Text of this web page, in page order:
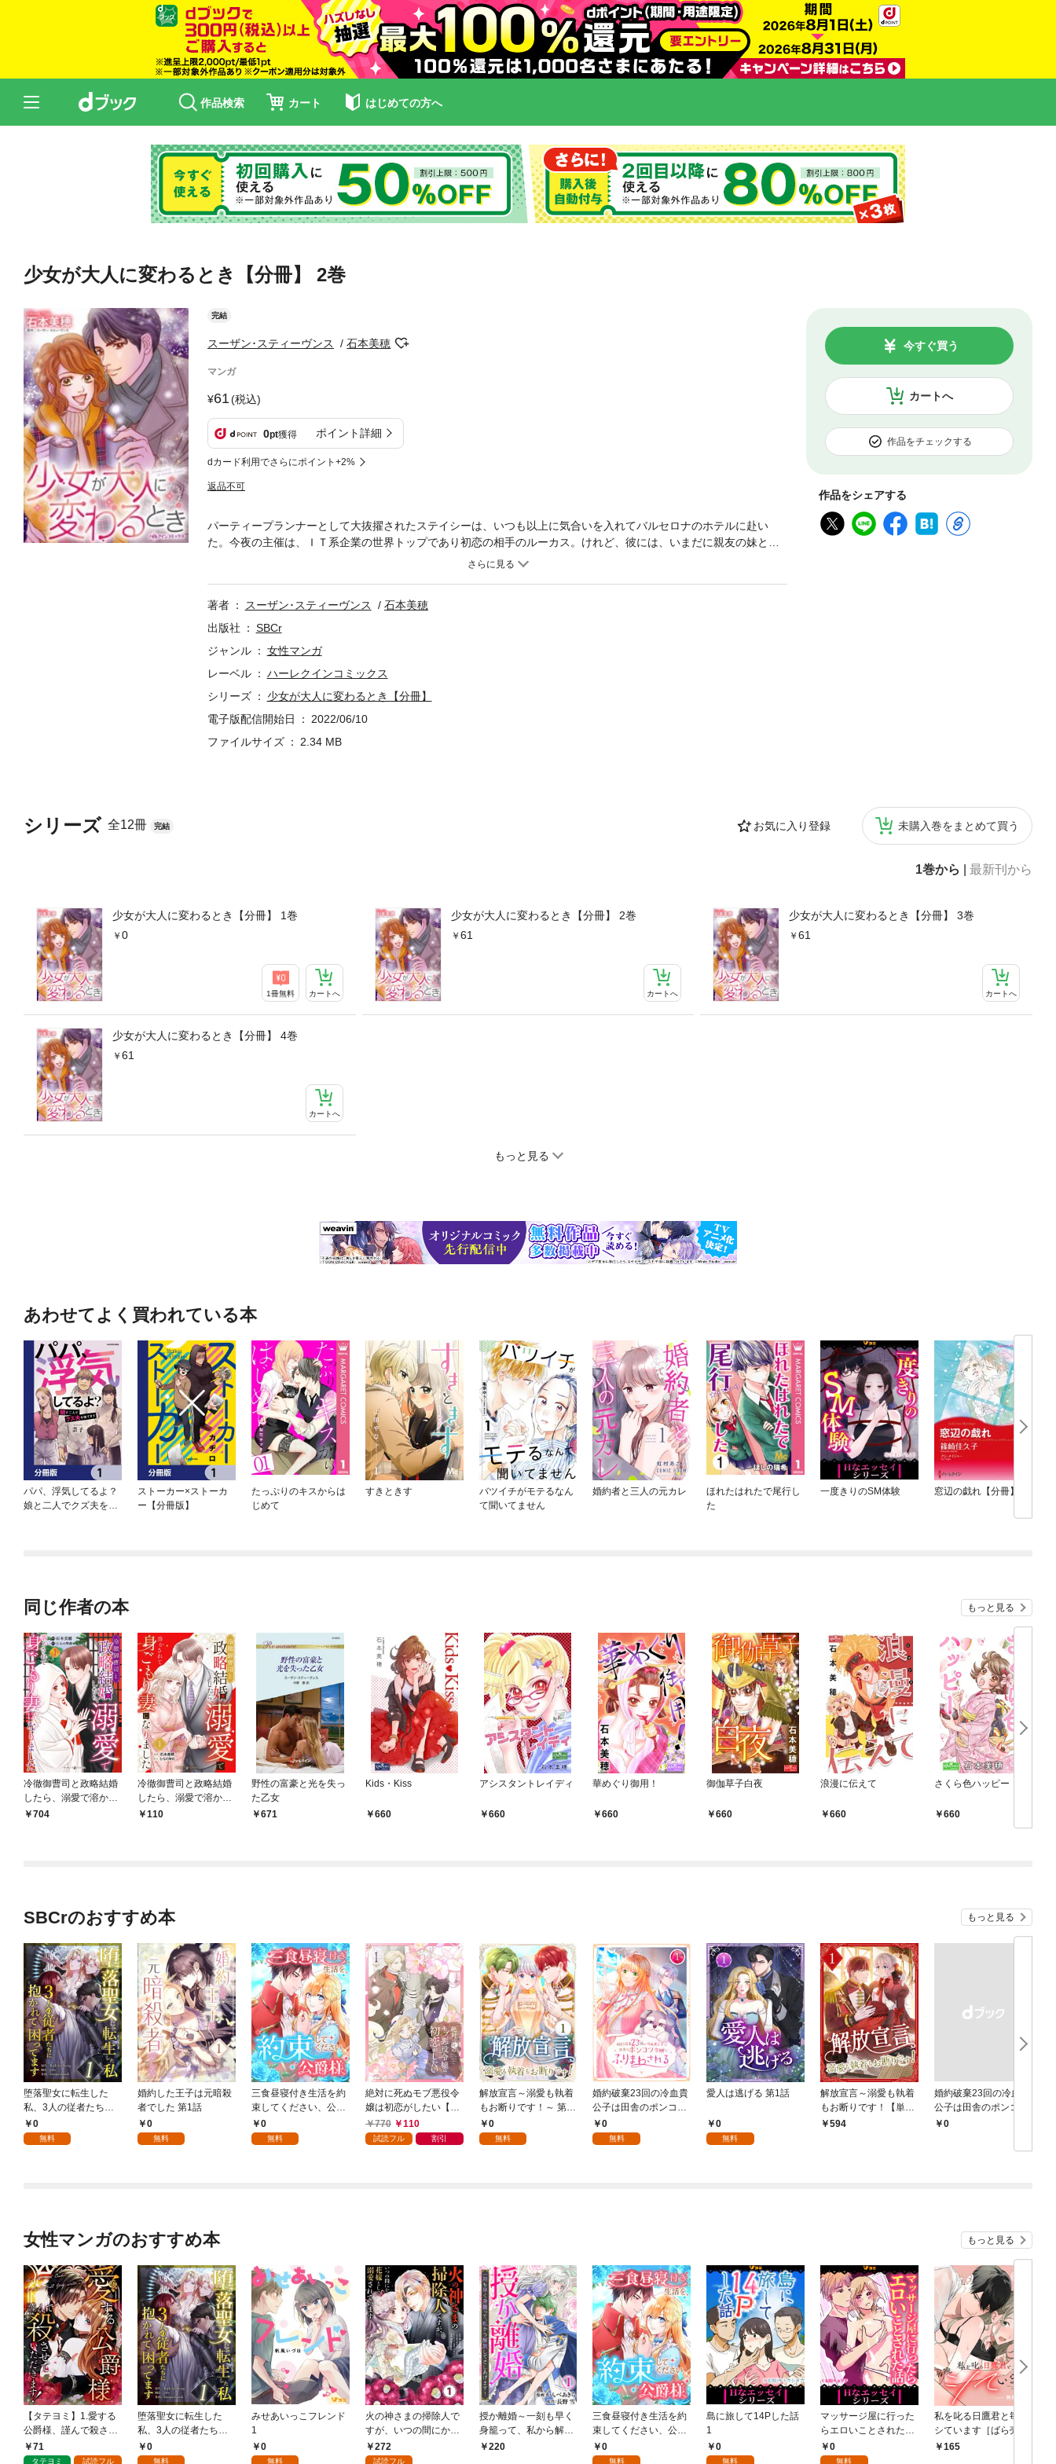
作品検索 カート はじめての方へ
少女が大人に変わるとき【分冊】 2巻
完結
スーザン･スティーヴンス 石本美穂
マンガ
61(税込)
0pt獲得 ポイント詳細
dカード利用でさらにポイント+2%
返品不可
カートへ
今すぐ買う
作品をチェックする
作品をシェアする
シリーズ 全12冊 完結 お気に入り登録 未購入巻をまとめて買う
1巻から 最新刊から
少女が大人に変わるとき【分冊】 1巻
0
1冊無料 カートへ
少女が大人に変わるとき【分冊】 2巻
61
カートへ
少女が大人に変わるとき【分冊】 3巻
61
カートへ
少女が大人に変わるとき【分冊】 4巻
61
カートへ
もっと見る
パーティープランナーとして大抜擢されたステイシーは、いつも以上に気合いを入れてバルセロナのホテルに赴い
た。今夜の主催は、ＩＴ系企業の世界トップであり初恋の相手のルーカス。けれど、彼には、いまだに親友の妹とし
か見られていない。もう子どもじゃないのに…。イベントは大成功し、会社が負っている借金を知ったステイシーは
著者
スーザン･スティーヴンス
石本美穂
出版社
SBCr
ジャンル
女性マンガ
レーベル
ハーレクインコミックス
シリーズ
少女が大人に変わるとき【分冊】
電子版配信開始日
2022/06/10
ファイルサイズ
2.34 MB
あわせてよく買われている本
パパ、浮気してるよ？
娘と二人でクズ夫を捨
ストーカー×ストーカ
ー【分冊版】
たっぷりのキスからは
じめて
すきときす
バツイチがモテるなん
て聞いてません
婚約者と三人の元カレ
ほれたはれたで尾行し
た
一度きりのSM体験 窓辺の戯れ【分冊】
同じ作者の本 もっと見る
冷徹御曹司と政略結婚
したら、溺愛で溶かさ
れて身ごもり妻になり
704
冷徹御曹司と政略結婚
したら、溺愛で溶かさ
れて身ごもり妻になり
110
野性の富豪と光を失っ
た乙女
671
Kids・Kiss
660
アシスタントレイディ
660
華めぐり御用！
660
御伽草子白夜
660
浪漫に伝えて
660
さくら色ハッピー
660
SBCrのおすすめ本 もっと見る
堕落聖女に転生した
私、3人の従者たちに
抱かれて困ってます 第
1話
0
無料
婚約した王子は元暗殺
者でした 第1話
0
無料
三食昼寝付き生活を約
束してください、公爵
様 1話
0
無料
絶対に死ぬモブ悪役令
嬢は初恋がしたい【単
行本版】 1巻
770 110
試読フル 割引
解放宣言～溺愛も執着
もお断りです！～ 第1
話0
無料
婚約破棄23回の冷血貴
公子は田舎のポンコツ
令嬢にふりまわされる
1話
0
無料
愛人は逃げる 第1話
0
無料
解放宣言～溺愛も執着
もお断りです！【単行
本版】 1巻
594
婚約破棄23回の冷血貴
公子は田舎のポンコツ
令嬢にふりまわされる
￥0
女性マンガのおすすめ本 もっと見る
【タテヨミ】1.愛する
公爵様、謹んで殺させ
ていただきます！
71
タテヨミ 試読フル
堕落聖女に転生した
私、3人の従者たちに
抱かれて困ってます 第
1話
0
無料
みせあいっこフレンド
1
0
無料
火の神さまの掃除人で
すが、いつの間にか花
嫁として溺愛されてい
ます【単話】（１）
272
試読フル
授か離婚～一刻も早く
身籠って、私から解放
してさしあげます！1
220
三食昼寝付き生活を約
束してください、公爵
様 1話
0
無料
島に旅して14Pした話
1
0
無料
マッサージ屋に行った
らエロいことされた話
1 0
無料
私を叱る日鷹君と毎晩
シています［ばら売
り］ 第1話
165